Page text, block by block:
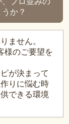
か？
ません。
様のご要望を
が決まって
りに悩む時
できる環境